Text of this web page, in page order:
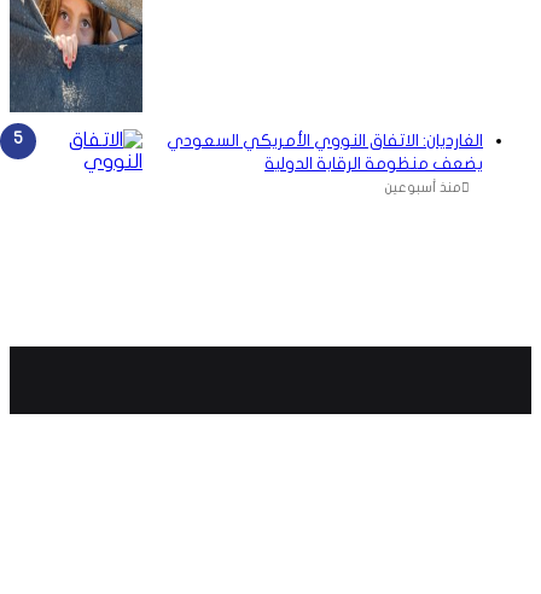
الغارديان: الاتفاق النووي الأمريكي السعودي
يضعف منظومة الرقابة الدولية
منذ أسبوعين